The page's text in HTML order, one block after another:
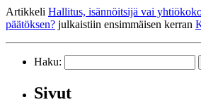
Artikkeli Hallitus, isännöitsijä vai
päätöksen? julkaistiin ensimmäisen kerran
Haku:
Sivut